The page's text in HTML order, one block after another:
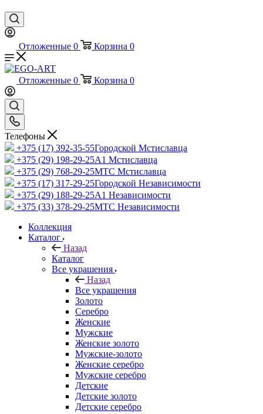
Отложенные 0 Корзина 0
Отложенные 0 Корзина 0
Телефоны
+375 (17) 392-35-55Городской Мстиславца
+375 (29) 198-29-25A1 Мстиславца
+375 (29) 768-29-25МТС Мстиславца
+375 (17) 317-29-25Городской Независимости
+375 (29) 188-29-25A1 Независимости
+375 (33) 378-29-25МТС Независимости
Коллекция
Каталог
Назад
Каталог
Все украшения
Назад
Все украшения
Золото
Серебро
Женские
Мужские
Женские золото
Мужские-золото
Женские серебро
Мужские серебро
Детские
Детские золото
Детские серебро